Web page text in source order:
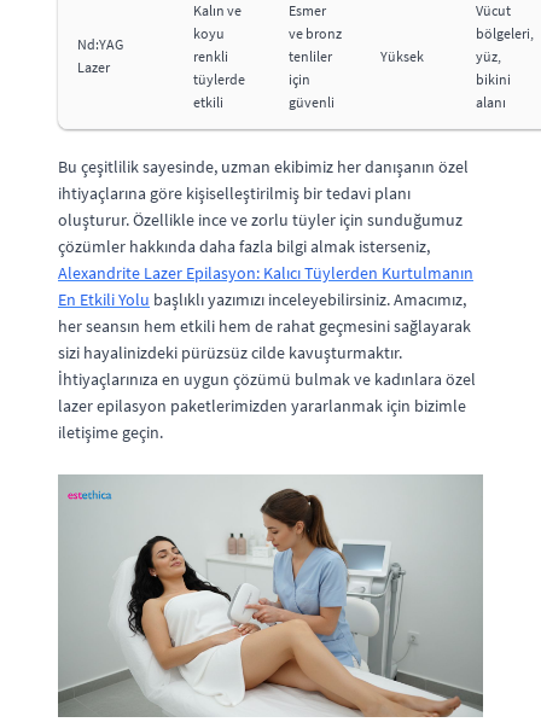
Nd:YAG
Lazer
Kalın ve
koyu
renkli
tüylerde
etkili
Esmer
ve bronz
tenliler
için
güvenli
Yüksek
Vücut
bölgeleri,
yüz,
bikini
alanı
Bu çeşitlilik sayesinde, uzman ekibimiz her danışanın özel
ihtiyaçlarına göre kişiselleştirilmiş bir tedavi planı
oluşturur. Özellikle ince ve zorlu tüyler için sunduğumuz
çözümler hakkında daha fazla bilgi almak isterseniz,
Alexandrite Lazer Epilasyon: Kalıcı Tüylerden Kurtulmanın
En Etkili Yolu başlıklı yazımızı inceleyebilirsiniz. Amacımız,
her seansın hem etkili hem de rahat geçmesini sağlayarak
sizi hayalinizdeki pürüzsüz cilde kavuşturmaktır.
İhtiyaçlarınıza en uygun çözümü bulmak ve kadınlara özel
lazer epilasyon paketlerimizden yararlanmak için bizimle
iletişime geçin.